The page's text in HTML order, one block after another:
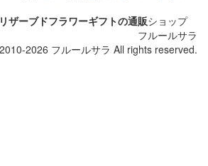
ザーブドフラワーギフトの通販ショップ
フルールサラ
2026 フルールサラ All rights reserved.